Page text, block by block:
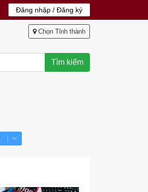
Đăng nhập / Đăng ký
Chọn Tỉnh thành
Tìm kiếm